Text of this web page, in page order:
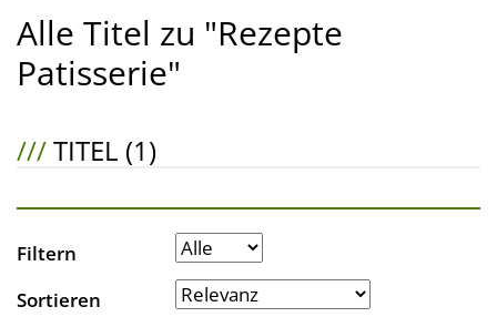
Alle Titel zu "Rezepte
Patisserie"
///TITEL (1)
Filtern
Sortieren